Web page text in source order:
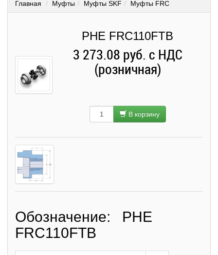
Главная Муфты Муфты SKF Муфты FRC
PHE FRC110FTB
3 273.08 руб. с НДС
(розничная)
В корзину
Обозначение: PHE
FRC110FTB